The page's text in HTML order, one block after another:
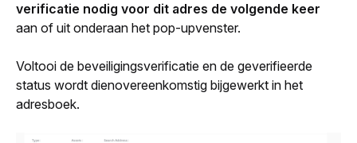
verificatie nodig voor dit adres de volgende keer
aan of uit onderaan het pop-upvenster.
Voltooi de beveiligingsverificatie en de geverifieerde
status wordt dienovereenkomstig bijgewerkt in het
adresboek.